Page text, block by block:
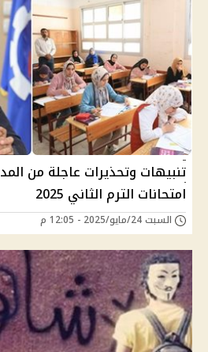
تنبيهات وتحذيرات عاجلة من
امتحانات الترم الثاني 2025
السبت 24/مايو/2025 - 12:05 م